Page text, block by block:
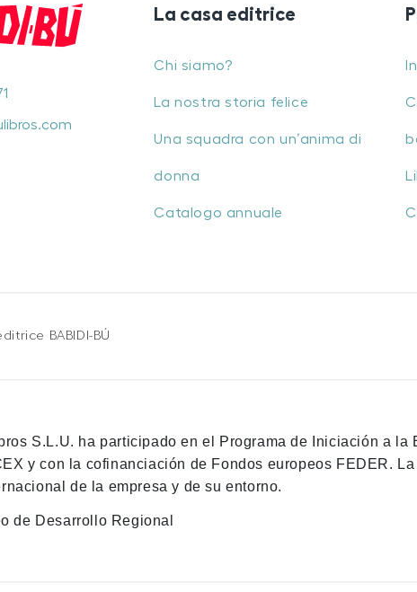
La casa editrice
Chi siamo?
La nostra storia felice
Una squadra con un’anima di
donna
Catalogo annuale
BABIDI-BÚ
S.L.U. ha participado en el Programa de Iniciación a la
y con la cofinanciación de Fondos europeos FEDER.
de la empresa y de su entorno.
de Desarrollo Regional